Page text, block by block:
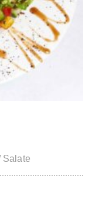
Salate